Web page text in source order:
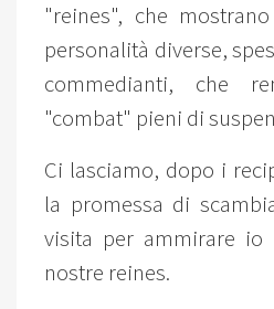
"reines", che
personalità diverse,
commedianti, che
"combat" pieni di
Ci lasciamo, dopo i
la promessa di
visita per ammirare
nostre reines.